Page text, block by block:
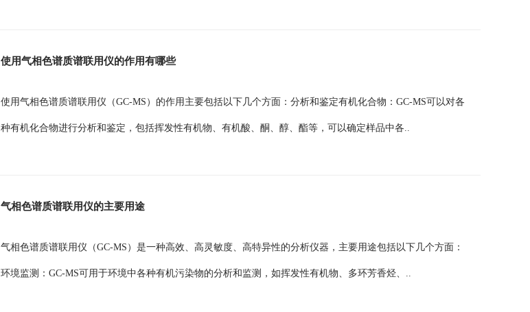
使用气相色谱质谱联用仪的作用有哪些
使用气相色谱质谱联用仪（GC-MS）的作用主要包括以下几个方面：分析和鉴定有机化合物：GC-MS可以对各
种有机化合物进行分析和鉴定，包括挥发性有机物、有机酸、酮、醇、酯等，可以确定样品中各..
气相色谱质谱联用仪的主要用途
气相色谱质谱联用仪（GC-MS）是一种高效、高灵敏度、高特异性的分析仪器，主要用途包括以下几个方面：
环境监测：GC-MS可用于环境中各种有机污染物的分析和监测，如挥发性有机物、多环芳香烃、..